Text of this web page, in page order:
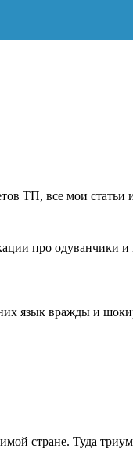
ТП, все мои
про одуванчики и
язык вражды и
стране. Туда